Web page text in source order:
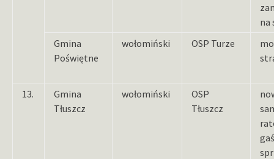
na
Gmina
Poświętne
wołomiński OSP Turze
13.
Gmina
Tłuszcz
wołomiński
OSP
Tłuszcz